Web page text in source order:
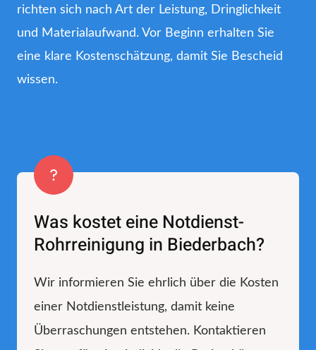
richten sich nach Art der Leistung, Dringlichkeit
und Materialaufwand. Vor Beginn erhalten Sie
eine klare Kostenschätzung, damit Sie Bescheid
wissen.
Was kostet eine Notdienst-
Rohrreinigung in Biederbach?
Wir informieren Sie ehrlich über die Kosten
einer Notdienstleistung, damit keine
Überraschungen entstehen. Kontaktieren